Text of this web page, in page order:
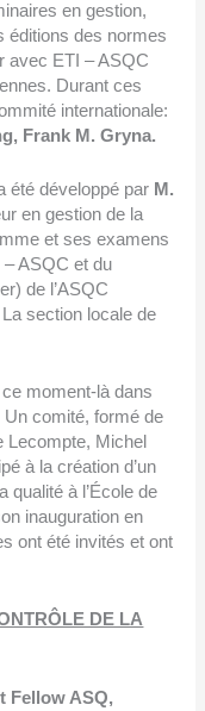
en gestion,
éditions des normes
avec ETI – ASQC
Durant ces
internationale:
Frank M. Gryna.
été développé par M.
en gestion de la
et ses examens
ASQC et du
de l’ASQC
section locale de
ce moment-là dans
Un comité, formé de
Lecompte, Michel
à la création d’un
qualité à l’École de
inauguration en
ont été invités et ont
DE LA
Fellow ASQ,